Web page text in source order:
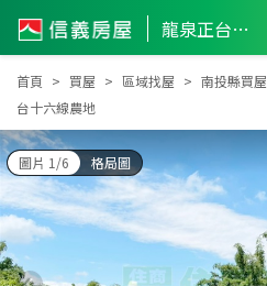
龍泉正台十六線農地
首頁 買屋 區域找屋 南投縣買屋
台十六線農地
圖片 1/6 格局圖